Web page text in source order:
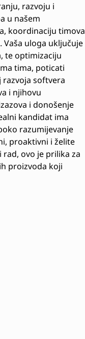
razvoju i
u našem
koordinaciju timova
uloga uključuje
te optimizaciju
tima, poticati
softvera
i njihovu
i donošenje
kandidat ima
razumijevanje
proaktivni i želite
ovo je prilika za
proizvoda koji